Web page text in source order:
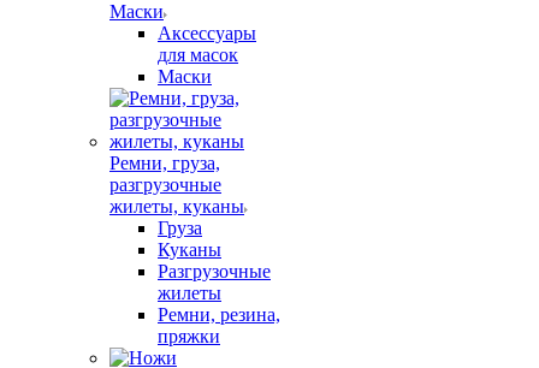
Маски
Аксессуары
для масок
Маски
Ремни, груза,
разгрузочные
жилеты, куканы
Груза
Куканы
Разгрузочные
жилеты
Ремни, резина,
пряжки